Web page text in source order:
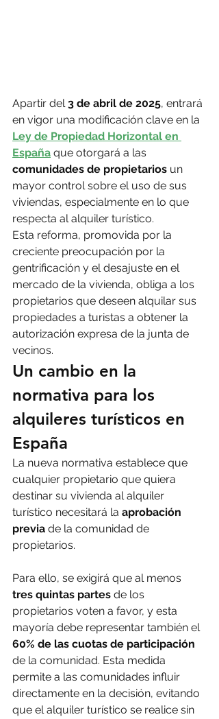
Apartir del 3 de abril de 2025, entrará
en vigor una modificación clave en la
Ley de Propiedad Horizontal en
España que otorgará a las
comunidades de propietarios un
mayor control sobre el uso de sus
viviendas, especialmente en lo que
respecta al alquiler turístico.
Esta reforma, promovida por la
creciente preocupación por la
gentrificación y el desajuste en el
mercado de la vivienda, obliga a los
propietarios que deseen alquilar sus
propiedades a turistas a obtener la
autorización expresa de la junta de
vecinos.
Un cambio en la
normativa para los
alquileres turísticos en
España
La nueva normativa establece que
cualquier propietario que quiera
destinar su vivienda al alquiler
turístico necesitará la aprobación
previa de la comunidad de
propietarios.
Para ello, se exigirá que al menos
tres quintas partes de los
propietarios voten a favor, y esta
mayoría debe representar también el
60% de las cuotas de participación
de la comunidad. Esta medida
permite a las comunidades influir
directamente en la decisión, evitando
que el alquiler turístico se realice sin